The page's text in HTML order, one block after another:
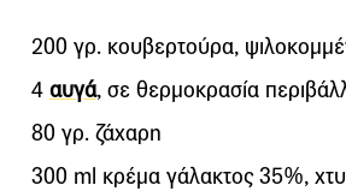
200 γρ. κουβερτούρα,
4 αυγά, σε θερμοκρασία
80 γρ. ζάχαρη
300 ml κρέμα γάλακτος 35%,